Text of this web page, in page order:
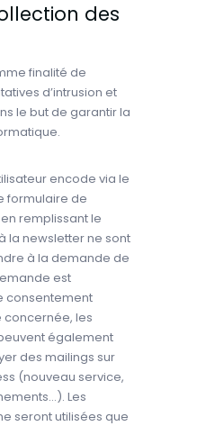
des
finalité de
d’intrusion et
le but de garantir la
encode via le
formulaire de
remplissant le
la newsletter ne sont
à la demande de
est
consentement
concernée, les
également
des mailings sur
(nouveau service,
Les
seront utilisées que